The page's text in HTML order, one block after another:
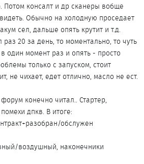
Потом консалт и др сканеры вобще
Обычно на холодную проседает
сел, дальше опять крутит и т.д.
20 за день, то моментально, то чуть
один момент раз и опять - просто
только с запуском, стоит
не чихает, едет отлично, масло не ест.
конечно читал.. Стартер,
дпкв. В итоге:
обслужен
воздушный, наконечники